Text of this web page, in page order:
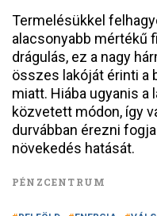
Termelésükkel
alacsonyabb mértékű
drágulás, ez a nagy
összes lakóját érinti a
miatt. Hiába ugyanis
közvetett módon, így
durvábban érezni
növekedés hatását.
PÉNZCENTRUM